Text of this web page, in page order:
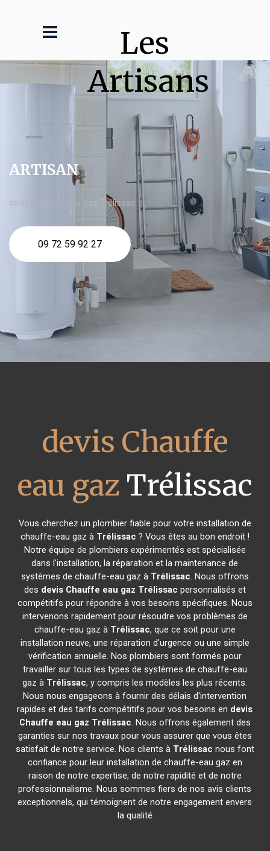
Les
Artisans
ARTISAN
devis Chauffe eau gaz Trélissac
09 72 59 92 27
devis Chauffe
eau gaz Trélissac
Vous cherchez un plombier fiable pour votre installation de
chauffe-eau gaz à Trélissac ? Vous êtes au bon endroit !
Notre équipe de plombiers expérimentés est spécialisée
dans l'installation, la réparation et la maintenance de
systèmes de chauffe-eau gaz à Trélissac. Nous offrons
des devis Chauffe eau gaz Trélissac personnalisés et
compétitifs pour répondre à vos besoins spécifiques. Nous
intervenons rapidement pour résoudre vos problèmes de
chauffe-eau gaz à Trélissac, que ce soit pour une
installation neuve, une réparation d'urgence ou une simple
vérification annuelle. Nos plombiers sont formés pour
travailler sur tous les types de systèmes de chauffe-eau
gaz à Trélissac, y compris les modèles les plus récents.
Nous nous engageons à fournir des délais d'intervention
rapides et des tarifs compétitifs pour vos besoins en devis
Chauffe eau gaz Trélissac. Nous offrons également des
garanties sur nos travaux pour vous assurer que vous êtes
satisfait de notre service. Nos clients à Trélissac nous font
confiance pour leur installation de chauffe-eau gaz en
raison de notre expertise, de notre rapidité et de notre
professionnalisme. Nous sommes fiers de nos avis clients
exceptionnels, qui témoignent de notre engagement envers
la qualité